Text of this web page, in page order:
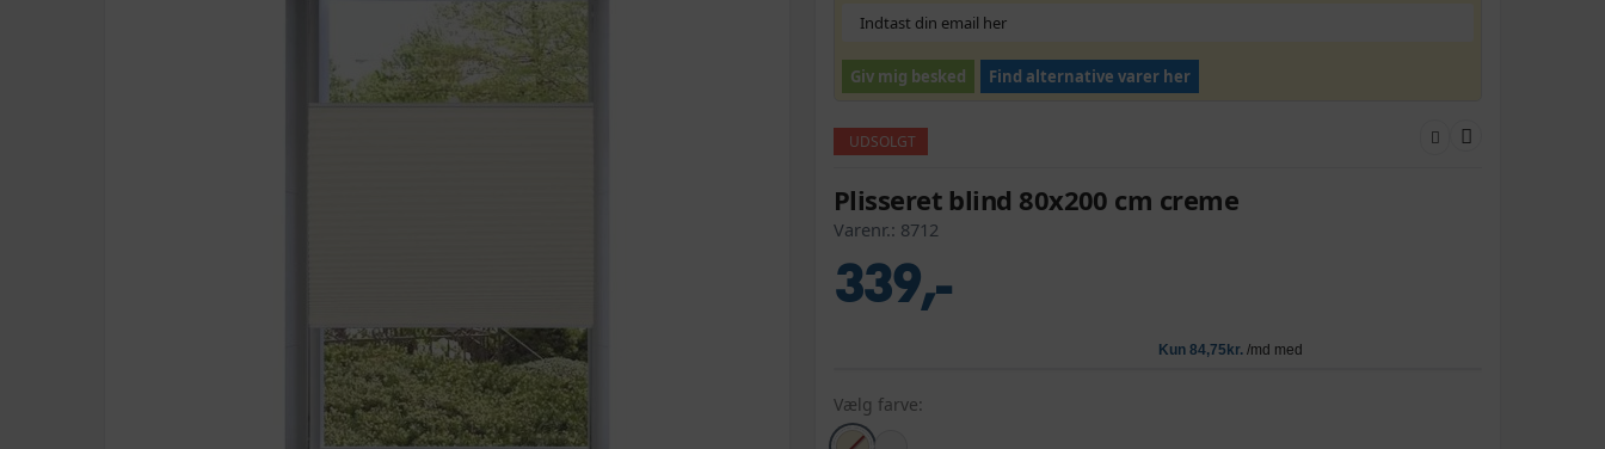
Giv mig besked Find alternative varer her
UDSOLGT
Plisseret blind 80x200 cm creme
Varenr.: 8712
339,-
Vælg farve: